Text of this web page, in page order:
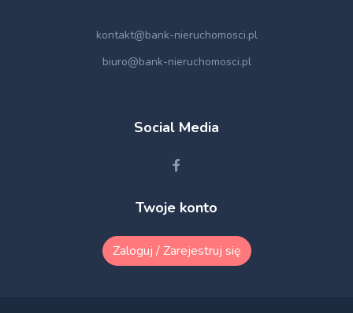
kontakt@bank-nieruchomosci.pl
biuro@bank-nieruchomosci.pl
Social Media
Twoje konto
Zaloguj / Zarejestruj się